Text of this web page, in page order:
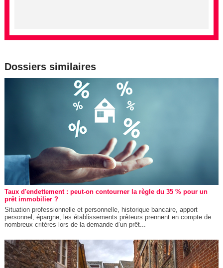
Dossiers similaires
Taux d'endettement : peut-on contourner la règle du 35 % pour un
prêt immobilier ?
Situation professionnelle et personnelle, historique bancaire, apport
personnel, épargne, les établissements prêteurs prennent en compte de
nombreux critères lors de la demande d’un prêt...